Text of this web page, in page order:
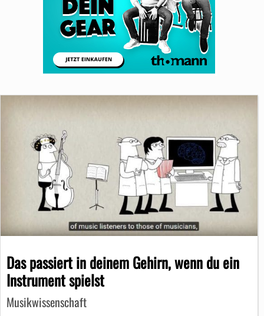
Das passiert in deinem Gehirn, wenn du ein
Instrument spielst
Musikwissenschaft